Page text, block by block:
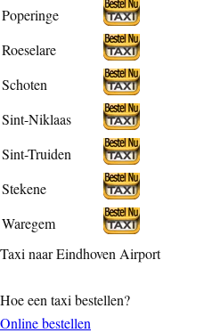
Poperinge
Roeselare
Schoten
Sint-Niklaas
Sint-Truiden
Stekene
Waregem
Taxi naar Eindhoven Airport
Hoe een taxi bestellen?
Online bestellen